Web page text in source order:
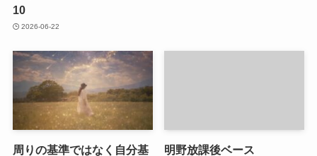
10
2026-06-22
周りの基準ではなく自分基
明野放課後ベース